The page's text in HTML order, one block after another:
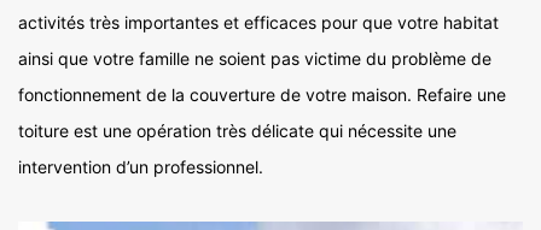
activités très importantes et efficaces pour que votre habitat
ainsi que votre famille ne soient pas victime du problème de
fonctionnement de la couverture de votre maison. Refaire une
toiture est une opération très délicate qui nécessite une
intervention d’un professionnel.